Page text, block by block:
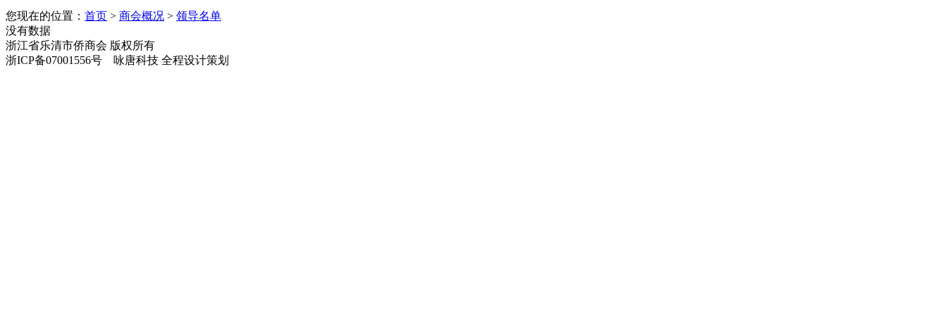
您现在的位置： 首页 > 商会概况 > 领导名单
没有数据
浙江省乐清市侨商会 版权所有
浙ICP备07001556号 咏唐科技 全程设计策划